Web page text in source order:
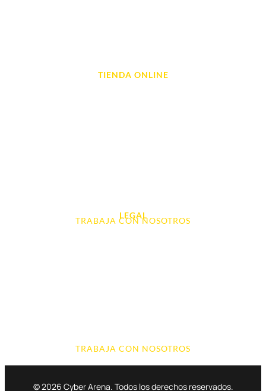
TIENDA ONLINE
LEGAL
TRABAJA CON NOSOTROS
TRABAJA CON NOSOTROS
© 2026 Cyber Arena. Todos los derechos reservados.